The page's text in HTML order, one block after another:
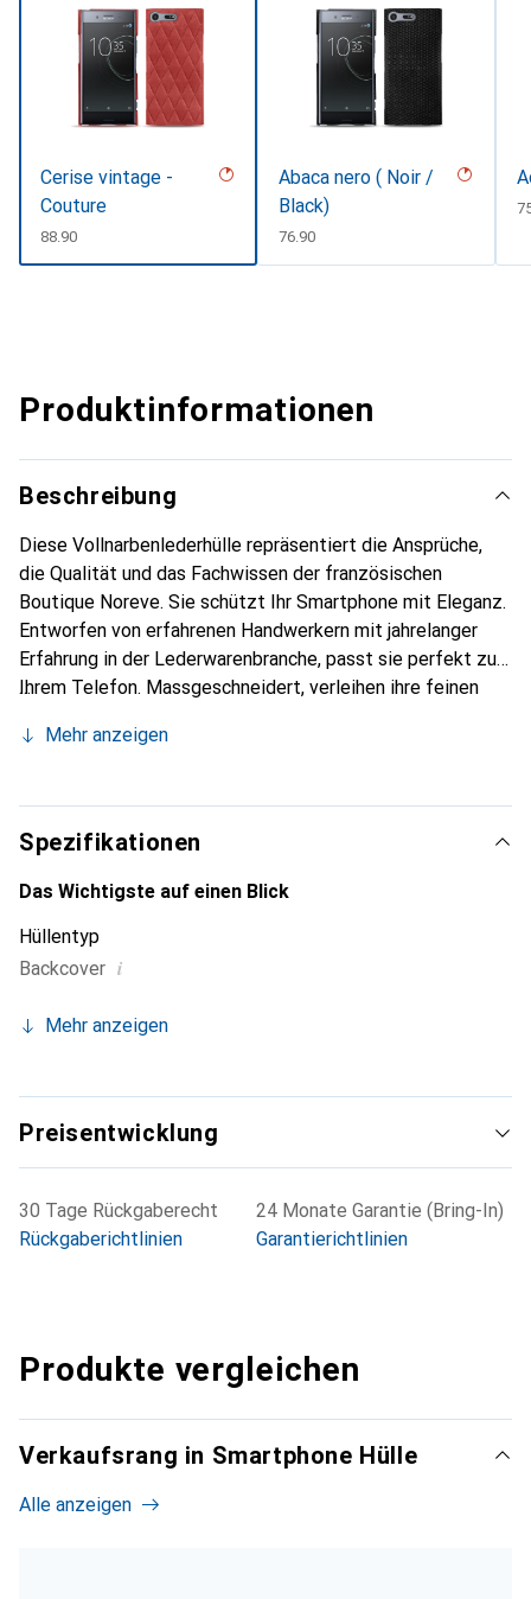
Cerise vintage -
Couture
CHF
88.90
Abaca nero ( Noir /
Black)
CHF
76.90
Produktinformationen
Beschreibung
Diese Vollnarbenlederhülle repräsentiert die Ansprüche,
die Qualität und das Fachwissen der französischen
Boutique Noreve. Sie schützt Ihr Smartphone mit Eleganz.
Entworfen von erfahrenen Handwerkern mit jahrelanger
Erfahrung in der Lederwarenbranche, passt sie perfekt zu
Ihrem Telefon. Massgeschneidert, verleihen ihre feinen
und unverzichtbaren Accessoire für Ihr Smartphone.
die Marke Noreve eine zuverlässige Wahl für eine
anspruchsvolle Kundschaft.
Mehr anzeigen
Spezifikationen
Das Wichtigste auf einen Blick
Hüllentyp
Backcover i
Mehr anzeigen
Preisentwicklung
30 Tage Rückgaberecht
Rückgaberichtlinien
24 Monate Garantie (Bring-In)
Garantierichtlinien
Produkte vergleichen
Verkaufsrang in Smartphone Hülle
Alle anzeigen